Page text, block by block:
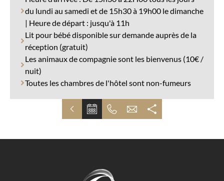
du lundi au samedi et de 15h30 à 19h00 le dimanche
| Heure de départ : jusqu'à 11h
Lit pour bébé disponible sur demande auprès de la
réception (gratuit)
Les animaux de compagnie sont les bienvenus (10€ /
nuit)
Toutes les chambres de l'hôtel sont non-fumeurs